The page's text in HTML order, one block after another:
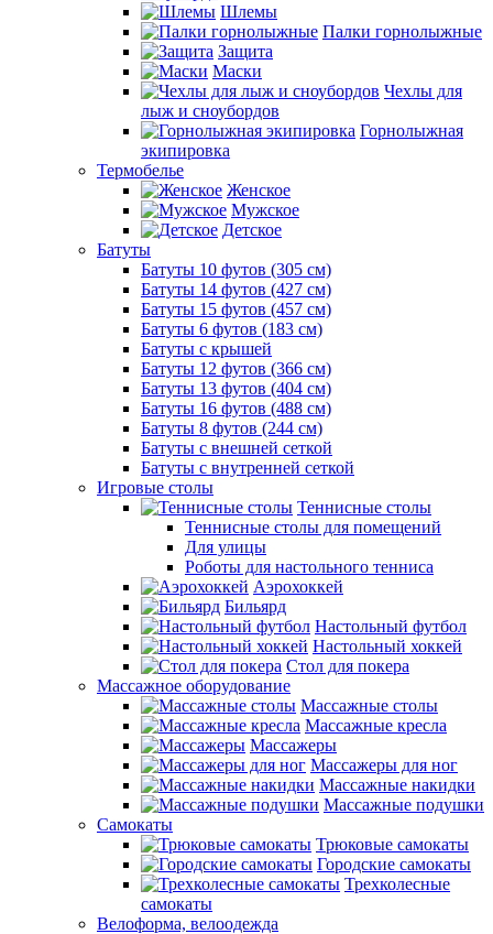
Шлемы
Палки горнолыжные
Защита
Маски
Чехлы для
лыж и сноубордов
Горнолыжная
экипировка
Термобелье
Женское
Мужское
Детское
Батуты
Батуты 10 футов (305 см)
Батуты 14 футов (427 см)
Батуты 15 футов (457 см)
Батуты 6 футов (183 см)
Батуты с крышей
Батуты 12 футов (366 см)
Батуты 13 футов (404 см)
Батуты 16 футов (488 см)
Батуты 8 футов (244 см)
Батуты с внешней сеткой
Батуты с внутренней сеткой
Игровые столы
Теннисные столы
Теннисные столы для помещений
Для улицы
Роботы для настольного тенниса
Аэрохоккей
Бильярд
Настольный футбол
Настольный хоккей
Стол для покера
Массажное оборудование
Массажные столы
Массажные кресла
Массажеры
Массажеры для ног
Массажные накидки
Массажные подушки
Самокаты
Трюковые самокаты
Городские самокаты
Трехколесные
самокаты
Велоформа, велоодежда